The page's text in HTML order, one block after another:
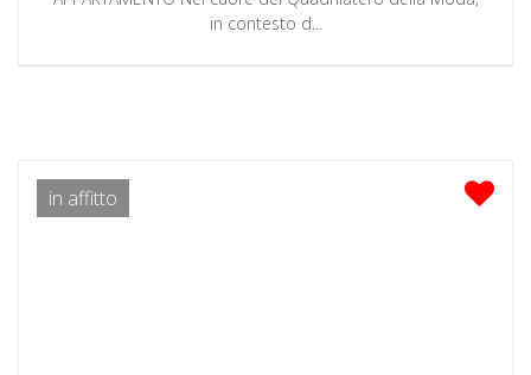
in contesto d...
in affitto